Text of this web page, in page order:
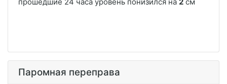
Паромная переправа